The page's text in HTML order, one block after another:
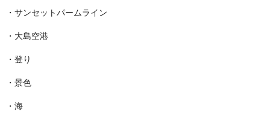
・サンセットパームライン
・大島空港
・登り
・景色
・海